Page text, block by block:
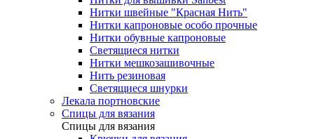
Нитки швейные "Красная Нить"
Нитки капроновые особо прочные
Нитки обувные капроновые
Светящиеся нитки
Нитки мешкозашивочные
Нить резиновая
Светящиеся шнурки
Лекала портновские
Спицы для вязания
Спицы для вязания